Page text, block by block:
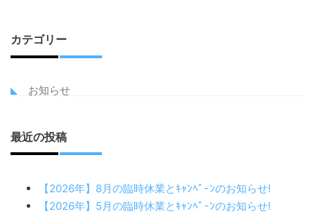
カテゴリー
お知らせ
最近の投稿
【2026年】8月の臨時休業とｷｬﾝﾍﾟｰﾝのお知らせ!
【2026年】5月の臨時休業とｷｬﾝﾍﾟｰﾝのお知らせ!